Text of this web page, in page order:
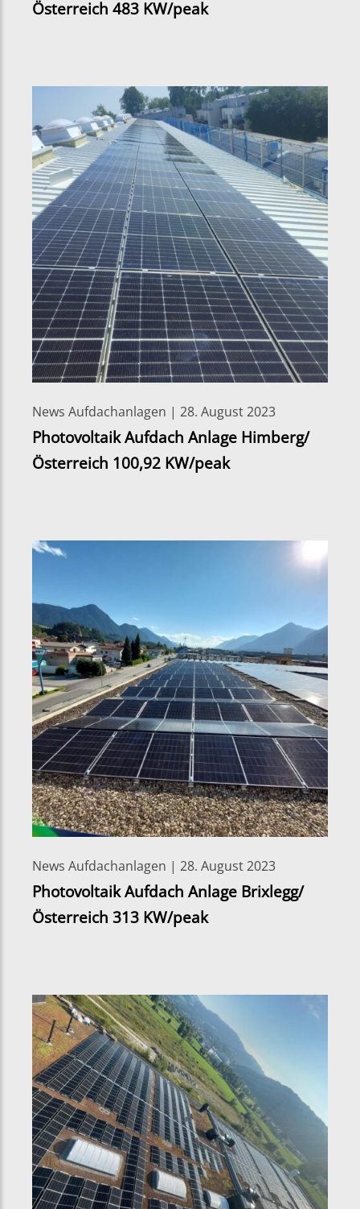
Österreich 483 KW/peak
News Aufdachanlagen | 28. August 2023
Photovoltaik Aufdach Anlage Himberg/
Österreich 100,92 KW/peak
News Aufdachanlagen | 28. August 2023
Photovoltaik Aufdach Anlage Brixlegg/
Österreich 313 KW/peak